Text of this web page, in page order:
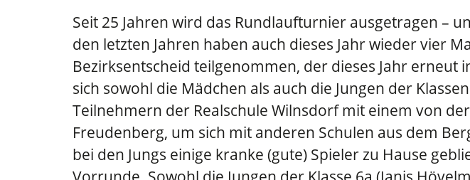
Seit 25 Jahren wird das Rundlaufturnier ausgetragen –
den letzten Jahren haben auch dieses Jahr wieder vier
Bezirksentscheid teilgenommen, der dieses Jahr
sich sowohl die Mädchen als auch die Jungen der
Teilnehmern der Realschule Wilnsdorf mit einem von
Freudenberg, um sich mit anderen Schulen aus dem
bei den Jungs einige kranke (gute) Spieler zu Hause